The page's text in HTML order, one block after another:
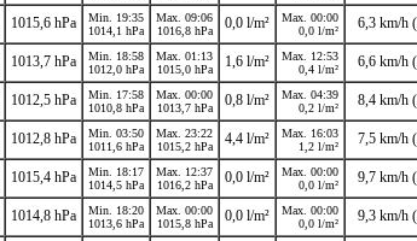
1015,6 hPa
Min. 19:35
1014,1 hPa
Max. 09:06
1016,8 hPa
0,0 l/m²
Max. 00:00
0,0 l/m²
6,3 km/h
1013,7 hPa
Min. 18:58
1012,0 hPa
Max. 01:13
1015,0 hPa
1,6 l/m²
Max. 12:53
0,4 l/m²
6,6 km/h
1012,5 hPa
Min. 17:58
1010,8 hPa
Max. 00:00
1013,7 hPa
0,8 l/m²
Max. 04:39
0,2 l/m²
8,4 km/h
1012,8 hPa
Min. 03:50
1011,6 hPa
Max. 23:22
1015,2 hPa
4,4 l/m²
Max. 16:03
1,2 l/m²
7,5 km/h
1015,4 hPa
Min. 18:17
1014,5 hPa
Max. 12:37
1016,2 hPa
0,0 l/m²
Max. 00:00
0,0 l/m²
9,7 km/h
1014,8 hPa
Min. 18:20
1013,6 hPa
Max. 00:00
1015,8 hPa
0,0 l/m²
Max. 00:00
0,0 l/m²
9,3 km/h